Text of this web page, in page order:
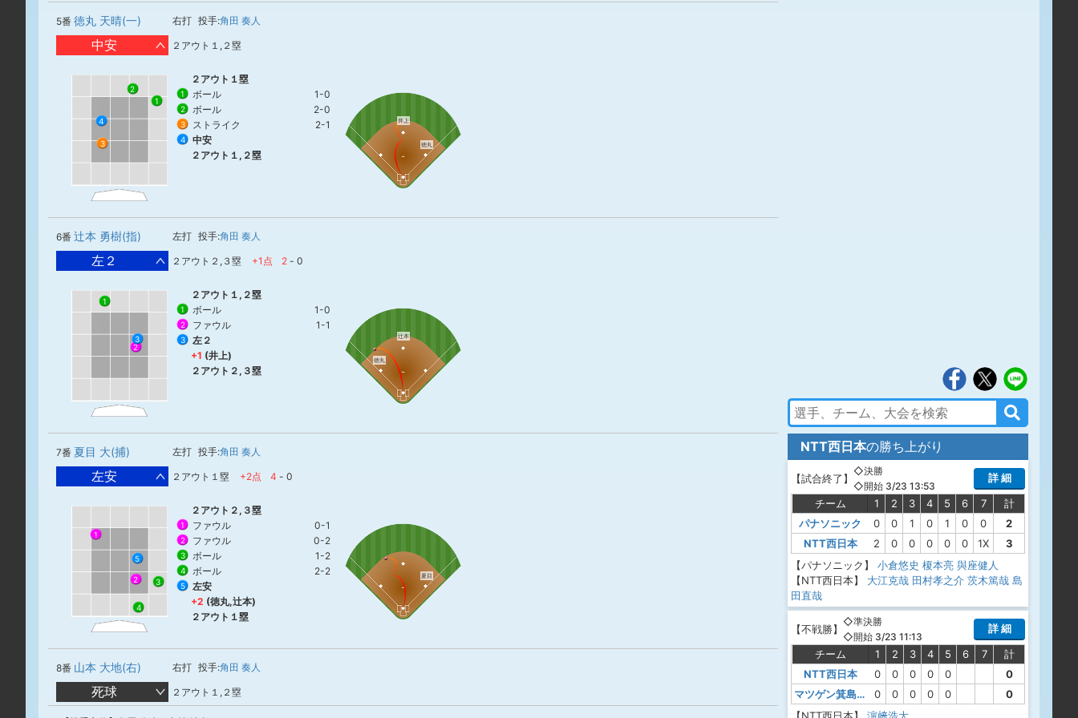
5番 徳丸 天晴(一) 右打 投手:角田 奏人
中安 ２アウト１,２塁
1
2
3
4
２アウト１塁
1 ボール 1-0
2 ボール 2-0
3 ストライク 2-1
4
中安
２アウト１,２塁
井上
徳丸
6番 辻本 勇樹(指) 左打 投手:角田 奏人
左２ ２アウト２,３塁 +1点 2 - 0
1
2
3
２アウト１,２塁
1 ボール 1-0
2 ファウル 1-1
3
左２
+1 (井上)
２アウト２,３塁
徳丸
辻本
7番 夏目 大(捕) 左打 投手:角田 奏人
左安 ２アウト１塁 +2点 4 - 0
1
2 3
4
5
２アウト２,３塁
1 ファウル 0-1
2 ファウル 0-2
3 ボール 1-2
4 ボール 2-2
5
左安
+2 (徳丸,辻本)
２アウト１塁
夏目
8番 山本 大地(右) 右打 投手:角田 奏人
死球 ２アウト１,２塁
NTT西日本の勝ち上がり
【試合終了】
◇決勝
◇開始 3/23 13:53
詳 細
チーム 1 2 3 4 5 6 7
計
パナソニック
0 0 1 0 1 0 0
2
NTT西日本
2 0 0 0 0 0 1X
3
【パナソニック】
小倉悠史 榎本亮 與座健人
【NTT西日本】
大江克哉 田村孝之介 茨木篤哉 島
田直哉
【不戦勝】
◇準決勝
◇開始 3/23 11:13
詳 細
チーム 1 2 3 4 5 6 7
計
NTT西日本
0 0 0 0 0
0
マツゲン箕島硬式野球部
0 0 0 0 0
0